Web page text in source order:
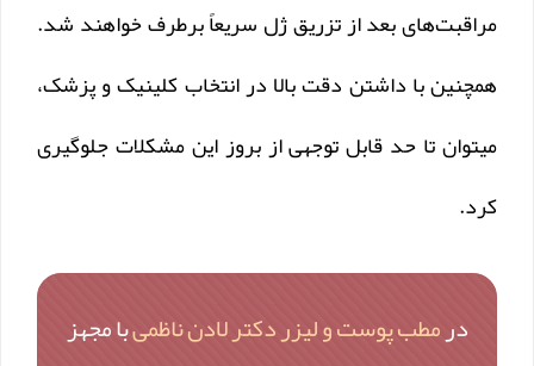
مراقبت‌های بعد از تزریق ژل سریعاً برطرف خواهند شد.
همچنین با داشتن دقت بالا در انتخاب کلینیک و پزشک،
میتوان تا حد قابل توجهی از بروز این مشکلات جلوگیری
کرد.
درمطب پوست و لیزر دکتر لادن ناظمیبا مجهز